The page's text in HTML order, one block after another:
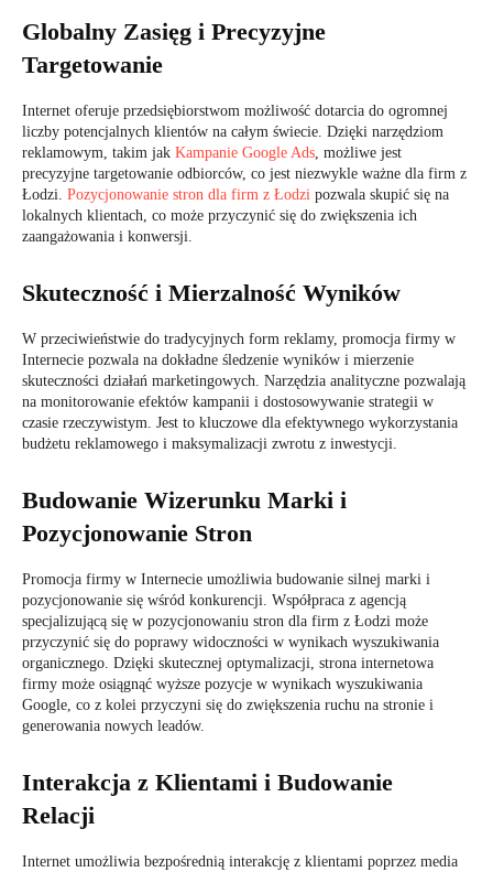
Globalny Zasięg i Precyzyjne
Targetowanie
Internet oferuje przedsiębiorstwom możliwość dotarcia do ogromnej
liczby potencjalnych klientów na całym świecie. Dzięki narzędziom
reklamowym, takim jak Kampanie Google Ads, możliwe jest
precyzyjne targetowanie odbiorców, co jest niezwykle ważne dla firm z
Łodzi. Pozycjonowanie stron dla firm z Łodzi pozwala skupić się na
lokalnych klientach, co może przyczynić się do zwiększenia ich
zaangażowania i konwersji.
Skuteczność i Mierzalność Wyników
W przeciwieństwie do tradycyjnych form reklamy, promocja firmy w
Internecie pozwala na dokładne śledzenie wyników i mierzenie
skuteczności działań marketingowych. Narzędzia analityczne pozwalają
na monitorowanie efektów kampanii i dostosowywanie strategii w
czasie rzeczywistym. Jest to kluczowe dla efektywnego wykorzystania
budżetu reklamowego i maksymalizacji zwrotu z inwestycji.
Budowanie Wizerunku Marki i
Pozycjonowanie Stron
Promocja firmy w Internecie umożliwia budowanie silnej marki i
pozycjonowanie się wśród konkurencji. Współpraca z agencją
specjalizującą się w pozycjonowaniu stron dla firm z Łodzi może
przyczynić się do poprawy widoczności w wynikach wyszukiwania
organicznego. Dzięki skutecznej optymalizacji, strona internetowa
firmy może osiągnąć wyższe pozycje w wynikach wyszukiwania
Google, co z kolei przyczyni się do zwiększenia ruchu na stronie i
generowania nowych leadów.
Interakcja z Klientami i Budowanie
Relacji
Internet umożliwia bezpośrednią interakcję z klientami poprzez media